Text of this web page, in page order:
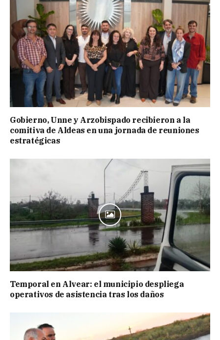
Gobierno, Unne y Arzobispado recibieron a la
comitiva de Aldeas en una jornada de reuniones
estratégicas
Temporal en Alvear: el municipio despliega
operativos de asistencia tras los daños